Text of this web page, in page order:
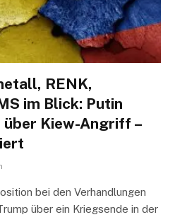
RENK,
im Blick: Putin
Kiew-Angriff –
bei den Verhandlungen
über ein Kriegsende in der